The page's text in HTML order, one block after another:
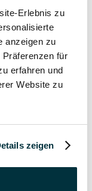
Erlebnis zu
anzeigen zu
für
erfahren und
Website zu
zeigen
Worauf sollte
es wichtig?